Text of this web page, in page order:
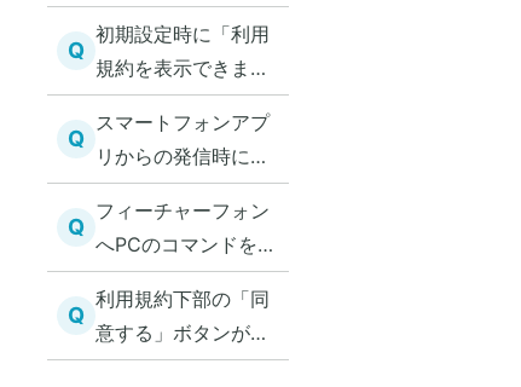
教えてほしい
Q
初期設定時に「利用
規約を表示できませ
ん」と表示された
Q
スマートフォンアプ
リからの発信時に発
信履歴を残したくな
い
Q
フィーチャーフォン
へPCのコマンドを使
ってアプリをインス
トールしようとする
と、「No such file
Q
利用規約下部の「同
意する」ボタンがグ
レーアウトしてタッ